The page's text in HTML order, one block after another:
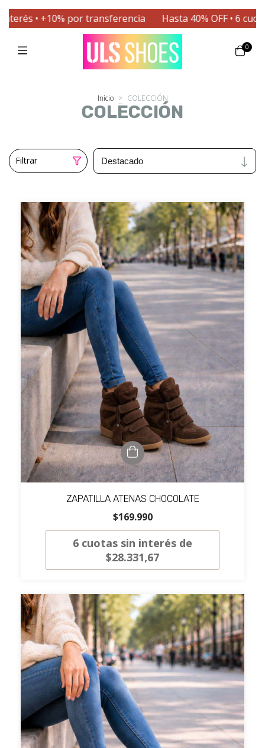
Hasta 40% OFF • 6 cuotas sin interés • +10% por
0
Inicio > COLECCIÓN
COLECCIÓN
Filtrar
ZAPATILLA ATENAS CHOCOLATE
$169.990
6 cuotas sin interés de
$28.331,67